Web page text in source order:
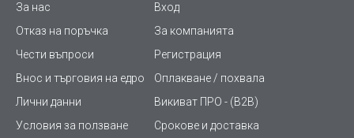
За нас
Вход
Отказ на поръчка
За компанията
Чести въпроси
Регистрация
Внос и търговия на едро
Оплакване / похвала
Лични данни
Викиват ПРО - (B2B)
Условия за ползване
Срокове и доставка